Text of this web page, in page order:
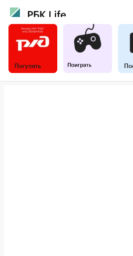
Погулять